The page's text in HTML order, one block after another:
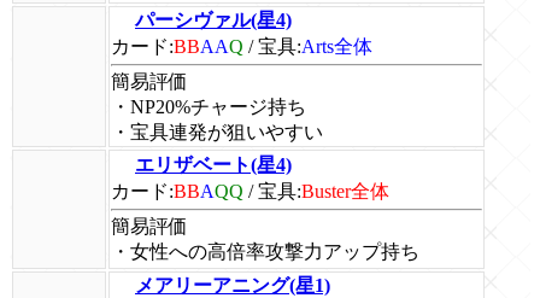
パーシヴァル(星4)
カード:BBAAQ /宝具:Arts全体
簡易評価
・NP20%チャージ持ち
・宝具連発が狙いやすい
エリザベート(星4)
カード:BBAQQ /宝具:Buster全体
簡易評価
・女性への高倍率攻撃力アップ持ち
メアリーアニング(星1)